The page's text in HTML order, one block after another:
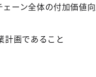
ーン全体の付加価値
計画であること